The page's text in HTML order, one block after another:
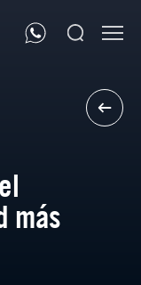
más